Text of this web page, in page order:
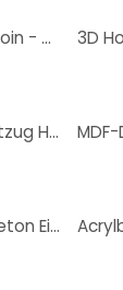
3D MDF Schriftzug Moin - norddeutsche Begrüßung
Acryldeko 3D-Schriftzug Hereinspaziert
Deko Buchstaben Beton Einzel